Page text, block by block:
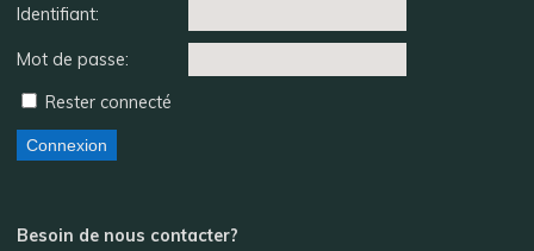
Identifiant:
Mot de passe:
Rester connecté
Connexion
Besoin de nous contacter?